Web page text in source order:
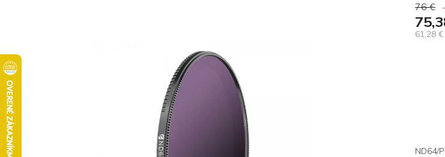
76 €
61,28
ND64/